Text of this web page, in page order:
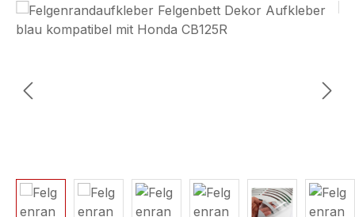
Bildergalerie überspringen